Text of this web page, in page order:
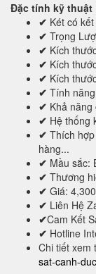
Đặc tính kỹ thuật
✔ Két có
✔ Trọng
✔ Kích
✔ Kích
✔ Kích
✔ Tính
✔ Khả
✔ Hệ thống
✔ Thích
hàng...
✔ Mầu sắc:
✔ Thương
✔ Giá:
✔ Liên Hệ
✔Cam Kết
✔ Hotline
Chi tiết xem
sat-canh-